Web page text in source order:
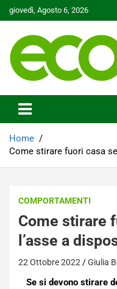
Skip
to
giovedì, Agosto 6, 2026
Ecoo.it
Home
Come stirare fuori casa
COMPORTAMENTI
Come stirare
l’asse a
22 Ottobre 2022 Giulia
Se si devono stirare